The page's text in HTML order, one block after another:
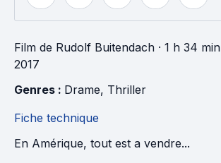
Film de Rudolf Buitendach · 1 h 34 min
2017
Genres : Drame, Thriller
Fiche technique
En Amérique, tout est a vendre...